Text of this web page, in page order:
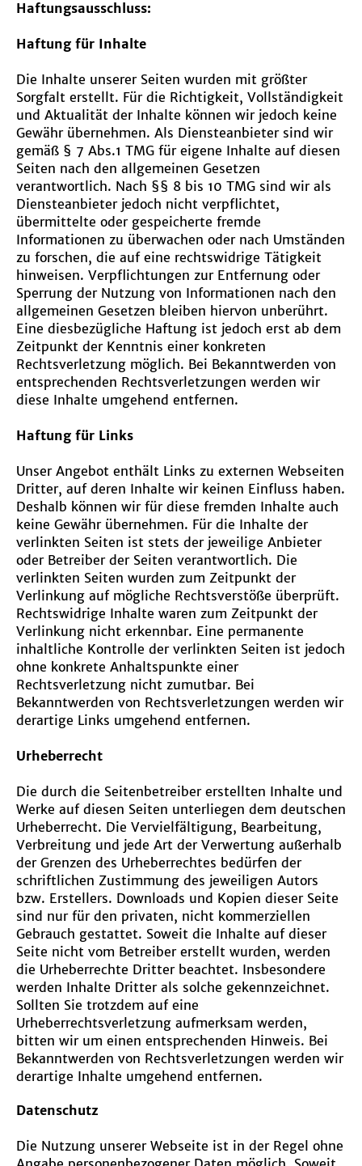
Haftungsausschluss:
Haftung für Inhalte
Die Inhalte unserer Seiten wurden mit größter
Sorgfalt erstellt. Für die Richtigkeit, Vollständigkeit
und Aktualität der Inhalte können wir jedoch keine
Gewähr übernehmen. Als Diensteanbieter sind wir
gemäß § 7 Abs.1 TMG für eigene Inhalte auf diesen
Seiten nach den allgemeinen Gesetzen
verantwortlich. Nach §§ 8 bis 10 TMG sind wir als
Diensteanbieter jedoch nicht verpflichtet,
übermittelte oder gespeicherte fremde
Informationen zu überwachen oder nach Umständen
zu forschen, die auf eine rechtswidrige Tätigkeit
hinweisen. Verpflichtungen zur Entfernung oder
Sperrung der Nutzung von Informationen nach den
allgemeinen Gesetzen bleiben hiervon unberührt.
Eine diesbezügliche Haftung ist jedoch erst ab dem
Zeitpunkt der Kenntnis einer konkreten
Rechtsverletzung möglich. Bei Bekanntwerden von
entsprechenden Rechtsverletzungen werden wir
diese Inhalte umgehend entfernen.
Haftung für Links
Unser Angebot enthält Links zu externen Webseiten
Dritter, auf deren Inhalte wir keinen Einfluss haben.
Deshalb können wir für diese fremden Inhalte auch
keine Gewähr übernehmen. Für die Inhalte der
verlinkten Seiten ist stets der jeweilige Anbieter
oder Betreiber der Seiten verantwortlich. Die
verlinkten Seiten wurden zum Zeitpunkt der
Verlinkung auf mögliche Rechtsverstöße überprüft.
Rechtswidrige Inhalte waren zum Zeitpunkt der
Verlinkung nicht erkennbar. Eine permanente
inhaltliche Kontrolle der verlinkten Seiten ist jedoch
ohne konkrete Anhaltspunkte einer
Rechtsverletzung nicht zumutbar. Bei
Bekanntwerden von Rechtsverletzungen werden wir
derartige Links umgehend entfernen.
Urheberrecht
Die durch die Seitenbetreiber erstellten Inhalte und
Werke auf diesen Seiten unterliegen dem deutschen
Urheberrecht. Die Vervielfältigung, Bearbeitung,
Verbreitung und jede Art der Verwertung außerhalb
der Grenzen des Urheberrechtes bedürfen der
schriftlichen Zustimmung des jeweiligen Autors
bzw. Erstellers. Downloads und Kopien dieser Seite
sind nur für den privaten, nicht kommerziellen
Gebrauch gestattet. Soweit die Inhalte auf dieser
Seite nicht vom Betreiber erstellt wurden, werden
die Urheberrechte Dritter beachtet. Insbesondere
werden Inhalte Dritter als solche gekennzeichnet.
Sollten Sie trotzdem auf eine
Urheberrechtsverletzung aufmerksam werden,
bitten wir um einen entsprechenden Hinweis. Bei
Bekanntwerden von Rechtsverletzungen werden wir
derartige Inhalte umgehend entfernen.
Datenschutz
Die Nutzung unserer Webseite ist in der Regel ohne